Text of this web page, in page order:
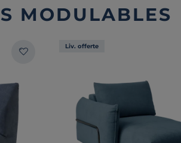
MODULABLES
Liv. offerte